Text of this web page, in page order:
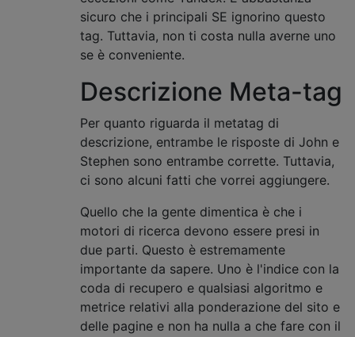
sicuro che i principali SE ignorino questo
tag. Tuttavia, non ti costa nulla averne uno
se è conveniente.
Descrizione Meta-tag
Per quanto riguarda il metatag di
descrizione, entrambe le risposte di John e
Stephen sono entrambe corrette. Tuttavia,
ci sono alcuni fatti che vorrei aggiungere.
Quello che la gente dimentica è che i
motori di ricerca devono essere presi in
due parti. Questo è estremamente
importante da sapere. Uno è l'indice con la
coda di recupero e qualsiasi algoritmo e
metrice relativi alla ponderazione del sito e
delle pagine e non ha nulla a che fare con il